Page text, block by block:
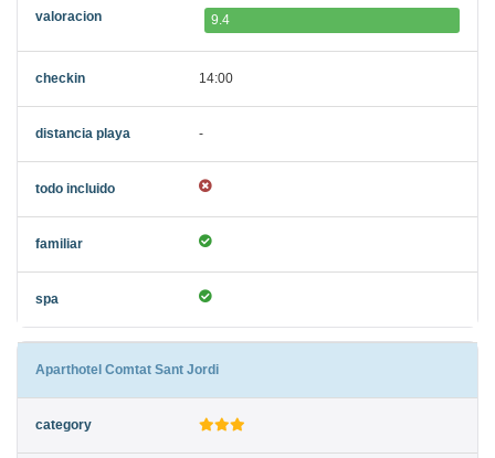
9.4
14:00
-
Aparthotel Comtat Sant Jordi